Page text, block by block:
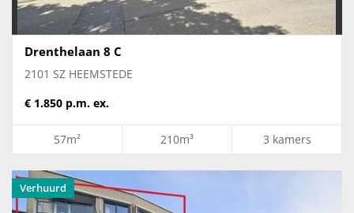
Drenthelaan 8 C
2101 SZ HEEMSTEDE
€ 1.850 p.m. ex.
57m² 210m³ 3 kamers
Verhuurd